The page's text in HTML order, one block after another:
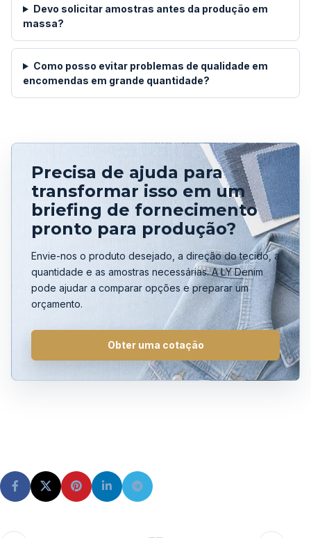
Devo solicitar amostras antes da produção em
massa?
Como posso evitar problemas de qualidade em
encomendas em grande quantidade?
Precisa de ajuda para
transformar isso em um
briefing de fornecimento
pronto para produção?
Envie-nos o produto desejado, a direção do tecido, a
quantidade e as amostras necessárias. A LY Denim
pode ajudar a comparar opções e preparar um
orçamento.
Obter uma cotação